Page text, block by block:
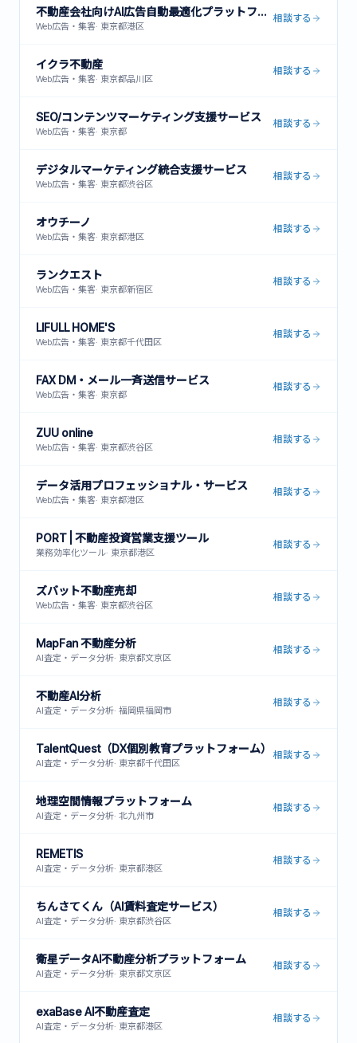
不動産会社向けAI広告自動最適化プラットフォーム
Web広告・集客· 東京都港区
相談する
イクラ不動産
Web広告・集客· 東京都品川区
相談する
SEO/コンテンツマーケティング支援サービス
Web広告・集客· 東京都
相談する
デジタルマーケティング統合支援サービス
Web広告・集客· 東京都渋谷区
相談する
オウチーノ
Web広告・集客· 東京都港区
相談する
ランクエスト
Web広告・集客· 東京都新宿区
相談する
LIFULL HOME'S
Web広告・集客· 東京都千代田区
相談する
FAX DM・メール一斉送信サービス
Web広告・集客· 東京都
相談する
ZUU online
Web広告・集客· 東京都渋谷区
相談する
データ活用プロフェッショナル・サービス
Web広告・集客· 東京都港区
相談する
PORT | 不動産投資営業支援ツール
業務効率化ツール· 東京都港区
相談する
ズバット不動産売却
Web広告・集客· 東京都渋谷区
相談する
MapFan 不動産分析
AI査定・データ分析· 東京都文京区
相談する
不動産AI分析
AI査定・データ分析· 福岡県福岡市
相談する
TalentQuest（DX個別教育プラットフォーム）
AI査定・データ分析· 東京都千代田区
相談する
地理空間情報プラットフォーム
AI査定・データ分析· 北九州市
相談する
REMETIS
AI査定・データ分析· 東京都港区
相談する
ちんさてくん（AI賃料査定サービス）
AI査定・データ分析· 東京都渋谷区
相談する
衛星データAI不動産分析プラットフォーム
AI査定・データ分析· 東京都文京区
相談する
exaBase AI不動産査定
AI査定・データ分析· 東京都港区
相談する